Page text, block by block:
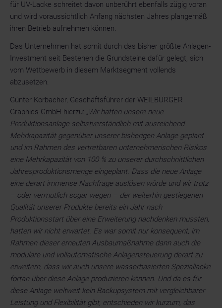
für UV-Lacke schreitet davon unberührt ebenfalls zügig voran
und wird voraussichtlich Anfang nächsten Jahres plangemäß
ihren Betrieb aufnehmen können.
Das Unternehmen hat somit durch das bisher größte Anlagen-
Investment seit Bestehen die Grundsteine dafür gelegt, sich
vom Wettbewerb in diesem Marktsegment vollends
abzusetzen.
Günter Korbacher, Geschäftsführer der WEILBURGER
Graphics GmbH hierzu: „Wir hatten unsere neue
Produktionsanlage selbstverständlich mit ausreichend
Mehrkapazität gegenüber unserer bisherigen Anlage geplant
und im Rahmen des vertretbaren unternehmerischen Risikos
eine Mehrkapazität von 100 % zu unserer durchschnittlichen
Jahresproduktionsmenge eingeplant. Dass die neue Anlage
eine derart immense Nachfrage auslösen würde und wir trotz
– oder vermutlich sogar wegen – der weiterhin gestiegenen
Qualität unserer Produkte bereits ein Jahr nach
Produktionsstart über eine Erweiterung nachdenken mussten,
hatten wir nicht erwartet. Es war somit nur konsequent, im
Rahmen dieser erneuten Ausbaumaßnahme dann auch die
modulare und vollautomatische Anlagensteuerung derart zu
erweitern, dass wir auch unsere wasserbasierten Speziallacke
fortan über diese Anlage produzieren können. Und da es für
diese Anlage weltweit kein Backupsystem mit vergleichbarer
Leistung und Flexibilität gibt, entschieden wir kurzum, das